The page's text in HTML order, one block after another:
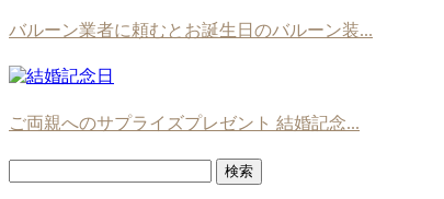
バルーン業者に頼むとお誕生日のバルーン装...
ご両親へのサプライズプレゼント 結婚記念...